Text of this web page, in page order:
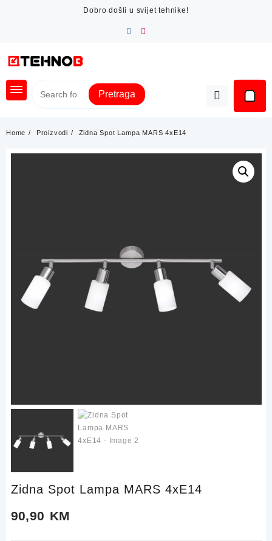
Dobro došli u svijet tehnike!
Pretraga
Home Proizvodi Zidna Spot Lampa MARS 4xE14
Zidna Spot Lampa MARS 4xE14
90,90 KM